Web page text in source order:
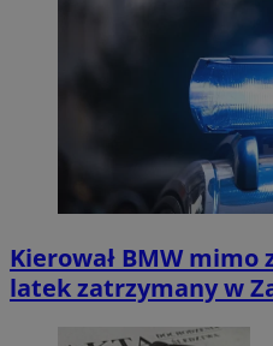
Kierował BMW mimo
latek zatrzymany w